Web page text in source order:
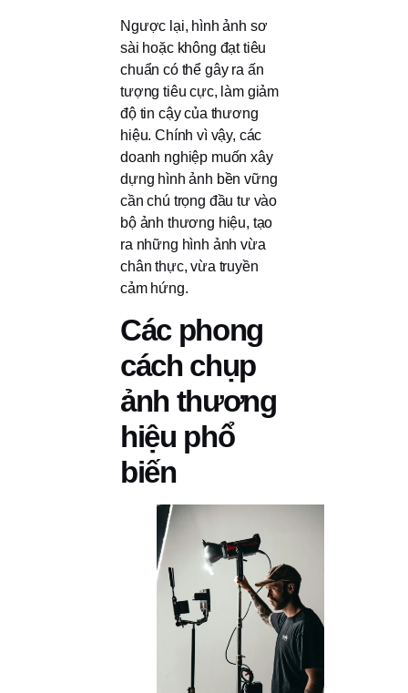
Ngược lại, hình ảnh sơ
sài hoặc không đạt tiêu
chuẩn có thể gây ra ấn
tượng tiêu cực, làm giảm
độ tin cậy của thương
hiệu. Chính vì vậy, các
doanh nghiệp muốn xây
dựng hình ảnh bền vững
cần chú trọng đầu tư vào
bộ ảnh thương hiệu, tạo
ra những hình ảnh vừa
chân thực, vừa truyền
cảm hứng.
Các phong
cách chụp
ảnh thương
hiệu phổ
biến